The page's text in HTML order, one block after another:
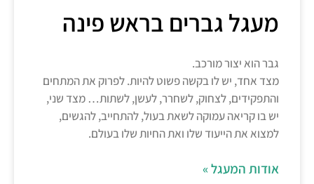
מעגל גברים בראש פינה
גבר הוא יצור מורכב.
מצד אחד, יש לו בקשה פשוט להיות. לפרוק את המתחים
והתפקידים, לצחוק, לשחרר, לעשן, לשתות… מצד שני,
יש בו קריאה עמוקה לשאת בעול, להתחייב, להגשים,
למצוא את הייעוד שלו ואת החיות שלו בעולם.
אודות המעגל »